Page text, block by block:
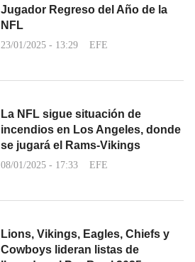
Jugador Regreso del Año de la
NFL
23/01/2025 - 13:29 EFE
La NFL sigue situación de
incendios en Los Angeles, donde
se jugará el Rams-Vikings
08/01/2025 - 17:33 EFE
Lions, Vikings, Eagles, Chiefs y
Cowboys lideran listas de